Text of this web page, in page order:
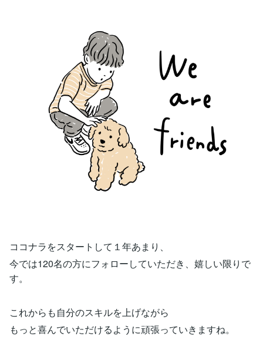
ココナラをスタートして１年あまり、
今では120名の方にフォローしていただき、嬉しい限りで
す。
これからも自分のスキルを上げながら
もっと喜んでいただけるように頑張っていきますね。